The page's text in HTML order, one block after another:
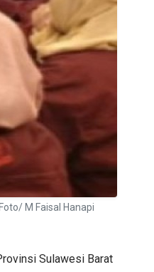
M Faisal Hanapi
Sulawesi Barat